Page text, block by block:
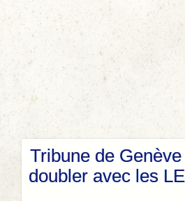
Tribune de
doubler avec les